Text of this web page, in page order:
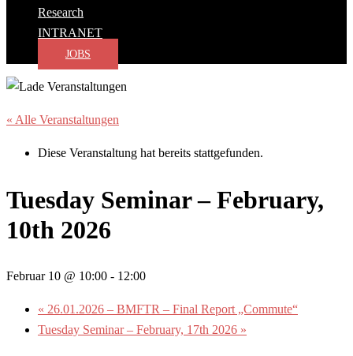
Research
INTRANET
JOBS
« Alle Veranstaltungen
Diese Veranstaltung hat bereits stattgefunden.
Tuesday Seminar – February,
10th 2026
Februar 10 @ 10:00 - 12:00
« 26.01.2026 – BMFTR – Final Report „Commute“
Tuesday Seminar – February, 17th 2026 »